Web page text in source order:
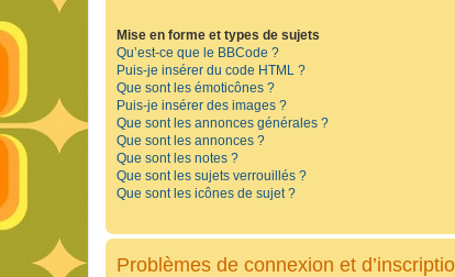
Mise en forme et types de sujets
Qu’est-ce que le BBCode ?
Puis-je insérer du code HTML ?
Que sont les émoticônes ?
Puis-je insérer des images ?
Que sont les annonces générales ?
Que sont les annonces ?
Que sont les notes ?
Que sont les sujets verrouillés ?
Que sont les icônes de sujet ?
Problèmes de connexion et